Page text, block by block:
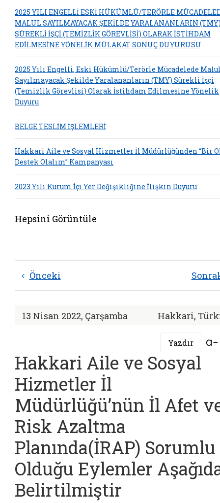
2025 YILI ENGELLİ ESKİ HÜKÜMLÜ/TERÖRLE
MALUL SAYILMAYACAK ŞEKİLDE YARALANANLARIN
SÜREKLİ İŞÇİ (TEMİZLİK GÖREVLİSİ) OLARAK İSTİHDAM
EDİLMESİNE YÖNELİK MÜLAKAT SONUÇ DUYURUSU
2025 Yılı Engelli, Eski Hükümlü/Terörle Mücadelede
Sayılmayacak Şekilde Yaralananların (TMY) Sürekli İşçi
(Temizlik Görevlisi) Olarak İstihdam Edilmesine Yönelik
Duyuru
BELGE TESLİM İŞLEMLERİ
Hakkari Aile ve Sosyal Hizmetler İl Müdürlüğünden “Bir
Destek Olalım” Kampanyası
2023 Yılı Kurum İçi Yer Değişikliğine İlişkin Duyuru
Hepsini Görüntüle
Önceki
13 Nisan 2022, Çarşamba Hakkari,
Yazdır
Hakkari Aile ve Sosyal
Hizmetler İl
Müdürlüğü’nün İl Afet
Risk Azaltma
Planında(İRAP) Sorumlu
Olduğu Eylemler
Belirtilmiştir